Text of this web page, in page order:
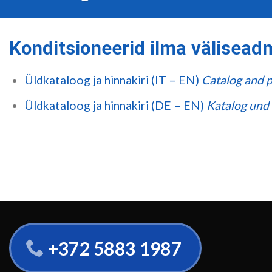
Konditsioneerid ilma
Üldkataloog ja hinnakiri (IT – EN) Catalog and
Üldkataloog ja hinnakiri (DE – EN) Katalog
+372 5883 1987